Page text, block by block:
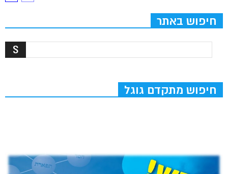
חיפוש באתר
חיפוש מתקדם גוגל